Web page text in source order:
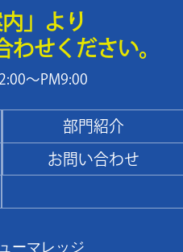
内」より
わせください。
～PM9:00
部門紹介
お問い合わせ
ーマレッジ